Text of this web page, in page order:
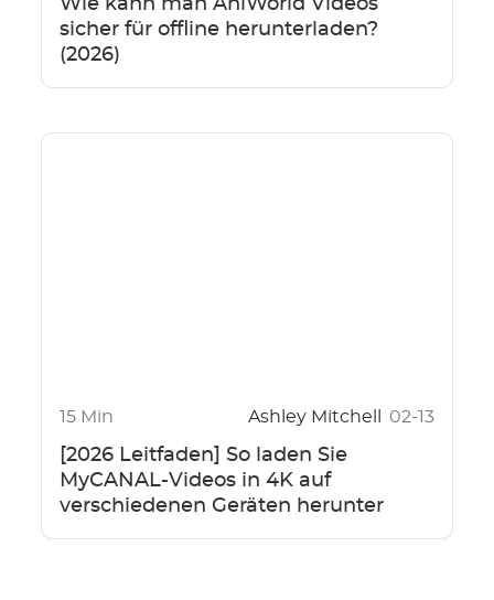
Wie kann man AniWorld Videos
sicher für offline herunterladen?
(2026)
15 Min Ashley Mitchell 02-13
[2026 Leitfaden] So laden Sie
MyCANAL-Videos in 4K auf
verschiedenen Geräten herunter